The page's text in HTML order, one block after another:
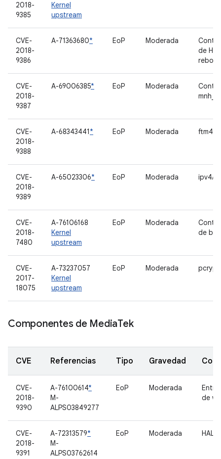
2018-
9385
Kernel
upstream
CVE-
2018-
9386
A-71363680* EoP Moderada
de
CVE-
2018-
9387
A-69006385* EoP Moderada
CVE-
2018-
9388
A-68343441* EoP Moderada
CVE-
2018-
9389
A-65023306* EoP Moderada ipv4/
CVE-
2018-
7480
A-76106168
Kernel
upstream
EoP Moderada
de
CVE-
2017-
18075
A-73237057
Kernel
upstream
EoP Moderada pcrypt
Componentes de MediaTek
CVE Referencias Tipo Gravedad
CVE-
2018-
9390
A-76100614*
M-
ALPS03849277
EoP Moderada
de
CVE-
2018-
9391
A-72313579*
M-
ALPS03762614
EoP Moderada HAL